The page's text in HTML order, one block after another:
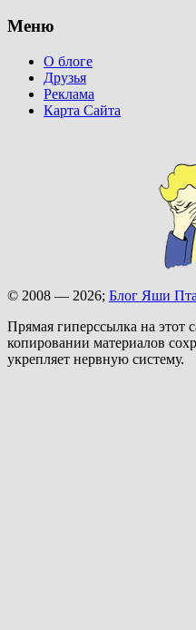
Меню
О блоге
Друзья
Реклама
Карта Сайта
© 2008 — 2026; Блог Яши
Прямая гиперссылка на этот
копировании материалов
укрепляет нервную систему.